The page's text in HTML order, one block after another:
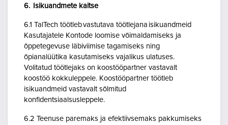
6. Isikuandmete kaitse
6.1 TalTech töötleb vastutava töötlejana isikuandmeid
Kasutajatele Kontode loomise võimaldamiseks ja
õppetegevuse läbiviimise tagamiseks ning
õpianalüütika kasutamiseks vajalikus ulatuses.
Volitatud töötlejaks on koostööpartner vastavalt
koostöö kokkuleppele. Koostööpartner töötleb
isikuandmeid vastavalt sõlmitud
konfidentsiaalsusleppele.
6.2 Teenuse paremaks ja efektiivsemaks pakkumiseks